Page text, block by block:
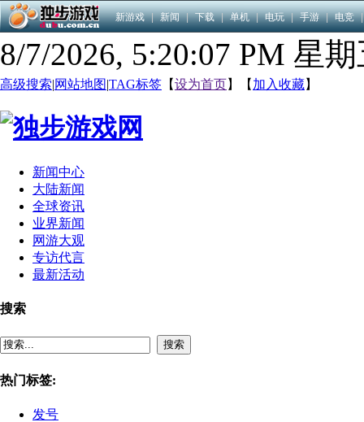
新游戏 | 新闻 | 下载 | 单机 | 电玩 | 手游 | 电竞 |
8/7/2026, 5:20:08 PM 星
高级搜索|网站地图|TAG标签 【设为首页】【 加入收藏】
新闻中心
大陆新闻
全球资讯
业界新闻
网游大观
专访代言
最新活动
搜索
搜索
热门标签:
发号